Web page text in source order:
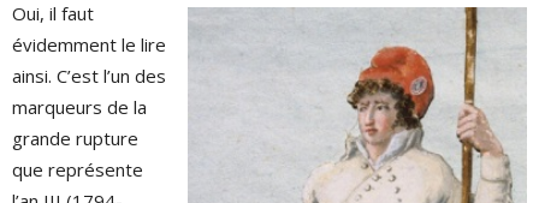
Oui, il faut
évidemment le lire
ainsi. C’est l’un des
marqueurs de la
grande rupture
que représente